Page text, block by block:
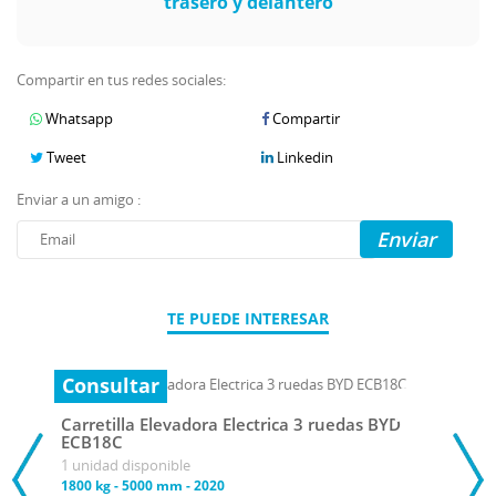
Compartir en tus redes sociales:
Whatsapp
Compartir
Tweet
Linkedin
Enviar a un amigo :
Enviar
TE PUEDE INTERESAR
Consultar
Carretilla Elevadora Electrica 3 ruedas BYD
ECB18C
1 unidad disponible
1800 kg-5000 mm -2020